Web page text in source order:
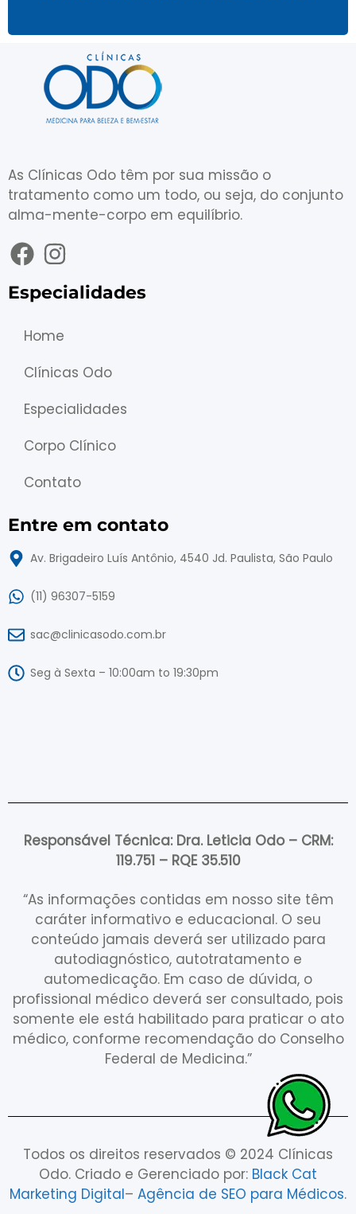
As Clínicas Odo têm por sua missão o
tratamento como um todo, ou seja, do conjunto
alma-mente-corpo em equilíbrio.
Especialidades
Home
Clínicas Odo
Especialidades
Corpo Clínico
Contato
Entre em contato
Av. Brigadeiro Luís Antônio, 4540 Jd. Paulista, São Paulo
(11) 96307-5159
sac@clinicasodo.com.br
Seg à Sexta – 10:00am to 19:30pm
Responsável Técnica: Dra. Leticia Odo – CRM:
119.751 – RQE 35.510
“As informações contidas em nosso site têm
caráter informativo e educacional. O seu
conteúdo jamais deverá ser utilizado para
autodiagnóstico, autotratamento e
automedicação. Em caso de dúvida, o
profissional médico deverá ser consultado, pois
somente ele está habilitado para praticar o ato
médico, conforme recomendação do Conselho
Federal de Medicina.”
Todos os direitos reservados © 2024 Clínicas
Odo. Criado e Gerenciado por: Black Cat
Marketing Digital– Agência de SEO para Médicos.